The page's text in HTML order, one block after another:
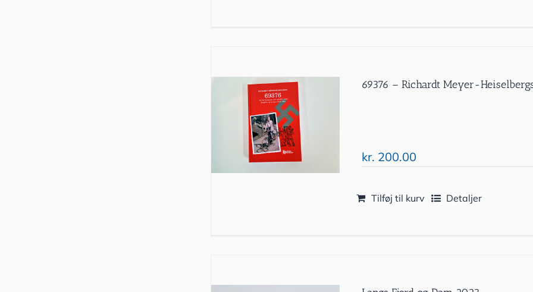
69376 – Richardt Meyer-
kr. 200.00
Tilføj til kurv Detaljer